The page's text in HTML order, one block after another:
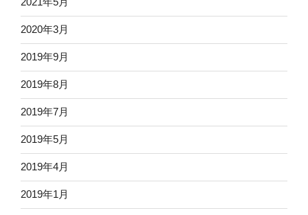
2020年3月
2019年9月
2019年8月
2019年7月
2019年5月
2019年4月
2019年1月